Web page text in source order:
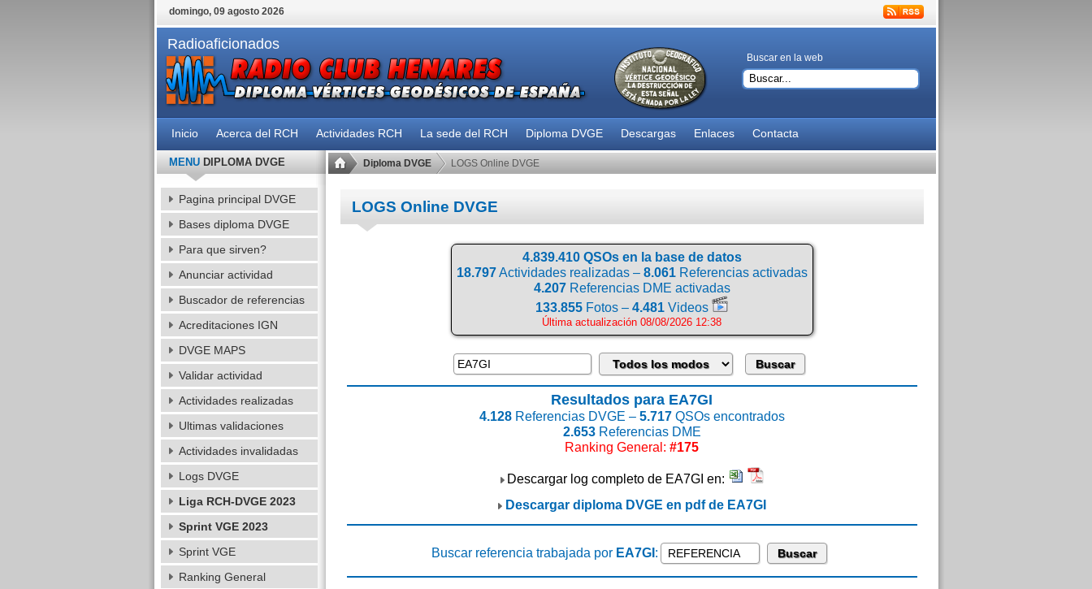
domingo, 09 agosto 2026
Radioaficionados
Buscar en la web
Inicio Acerca del RCH Actividades RCH La sede del RCH Diploma DVGE Descargas Enlaces Contacta
Diploma DVGE LOGS Online DVGE
LOGS Online DVGE
4.839.410 QSOs en la base de datos
18.797Actividades realizadas – 8.061Referencias activadas
4.207Referencias DME activadas
133.855 Fotos – 4.481 Videos
Última actualización 08/08/2026 12:38
Resultados para EA7GI
4.128Referencias DVGE – 5.717QSOs encontrados
2.653Referencias DME
Ranking General: #175
Descargar log completo de EA7GI en:
Descargar diploma DVGE en pdf de EA7GI
Buscar referencia trabajada por EA7GI :
MENUDIPLOMA DVGE
Pagina principal DVGE
Bases diploma DVGE
Para que sirven?
Anunciar actividad
Buscador de referencias
Acreditaciones IGN
DVGE MAPS
Validar actividad
Actividades realizadas
Ultimas validaciones
Actividades invalidadas
Logs DVGE
Liga RCH-DVGE 2023
Sprint VGE 2023
Sprint VGE
Ranking General